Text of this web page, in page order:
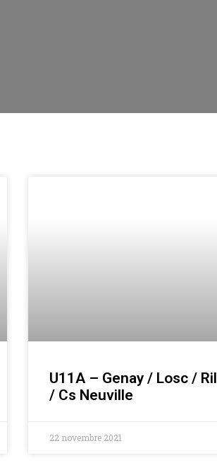
U11A – Genay / Losc /
/ Cs Neuville
22 novembre 2021